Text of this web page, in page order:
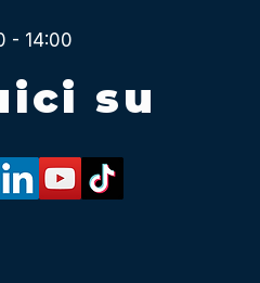
- 14:00
su